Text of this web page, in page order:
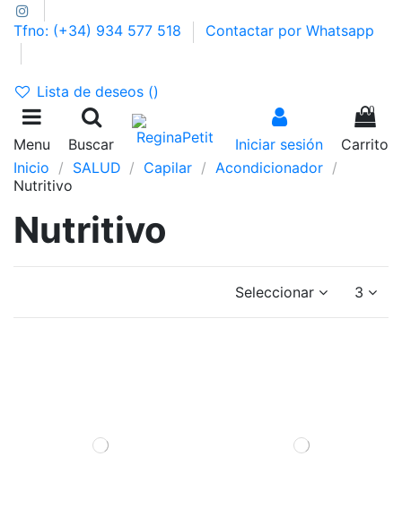
Tfno: (+34) 934 577 518 Contactar por Whatsapp
Lista de deseos ()
Menu Buscar Iniciar sesión
0
Carrito
Inicio
SALUD Capilar
Acondicionador
Nutritivo
Nutritivo
Seleccionar 3